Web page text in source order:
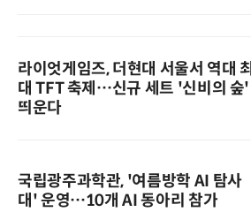
라이엇게임즈, 더현대 서울서 역대 최
대 TFT 축제…신규 세트 '신비의 숲'
띄운다
국립광주과학관, '여름방학 AI 탐사
대' 운영…10개 AI 동아리 참가